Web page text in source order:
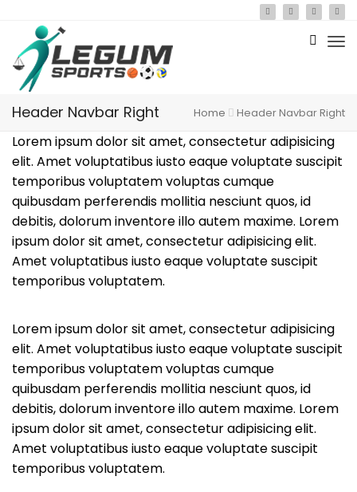
Header Navbar Right Home Header Navbar Right
Lorem ipsum dolor sit amet, consectetur adipisicing
elit. Amet voluptatibus iusto eaque voluptate suscipit
temporibus voluptatem voluptas cumque
quibusdam perferendis mollitia nesciunt quos, id
debitis, dolorum inventore illo autem maxime. Lorem
ipsum dolor sit amet, consectetur adipisicing elit.
Amet voluptatibus iusto eaque voluptate suscipit
temporibus voluptatem.
Lorem ipsum dolor sit amet, consectetur adipisicing
elit. Amet voluptatibus iusto eaque voluptate suscipit
temporibus voluptatem voluptas cumque
quibusdam perferendis mollitia nesciunt quos, id
debitis, dolorum inventore illo autem maxime. Lorem
ipsum dolor sit amet, consectetur adipisicing elit.
Amet voluptatibus iusto eaque voluptate suscipit
temporibus voluptatem.